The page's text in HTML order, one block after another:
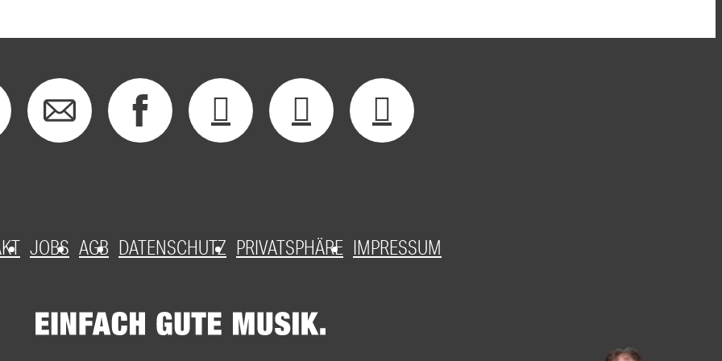
JOBS AGB DATENSCHUTZ PRIVATSPHÄRE IMPRESSUM